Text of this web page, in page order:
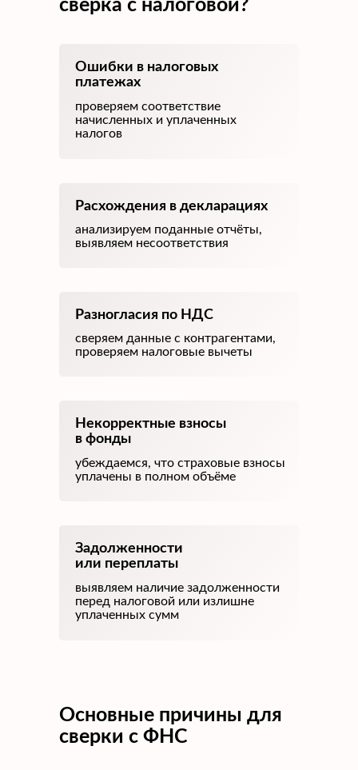
сверка с налоговой?
проверяем соответствие
начисленных и уплаченных
налогов
Ошибки в налоговых
платежах
анализируем поданные отчёты,
выявляем несоответствия
Расхождения в декларациях
сверяем данные с контрагентами,
проверяем налоговые вычеты
Разногласия по НДС
выявляем наличие задолженности
перед налоговой или излишне
уплаченных сумм
Задолженности
или переплаты
убеждаемся, что страховые взносы
уплачены в полном объёме
Некорректные взносы
в фонды
Основные причины для
сверки с ФНС